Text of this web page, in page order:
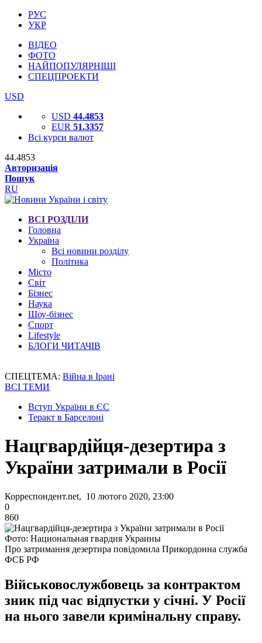
РУС
УКР
ВІДЕО
ФОТО
НАЙПОПУЛЯРНІШІ
СПЕЦПРОЕКТИ
USD
USD 44.4853
EUR 51.3357
Всі курси валют
44.4853
Авторизація
Пошук
RU
ВСІ РОЗДІЛИ
Головна
Україна
Всі новини розділу
Політика
Місто
Світ
Бізнес
Наука
Шоу-бізнес
Спорт
Lifestyle
БЛОГИ ЧИТАЧІВ
СПЕЦТЕМА: Війна в Ірані
ВСІ ТЕМИ
Вступ України в ЄС
Теракт в Барселоні
Нацгвардійця-дезертира з
України затримали в Росії
Корреспондент.net, 10 лютого 2020, 23:00
0
860
Фото: Национальная гвардия Украины
Про затримання дезертира повідомила Прикордонна служба
ФСБ РФ
Військовослужбовець за контрактом
зник під час відпустки у січні. У Росії
на нього завели кримінальну справу.